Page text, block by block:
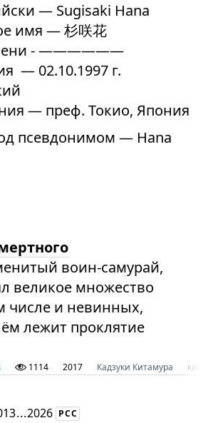
— Sugisaki Hana
имя — 杉咲花
- ——————
— 02.10.1997 г.
— преф. Токио, Япония
псевдонимом — Hana
воин-самурай,
великое множество
числе и невинных,
лежит проклятие
1114 2017 Кадзуки Китамура кино
...2026 РСС